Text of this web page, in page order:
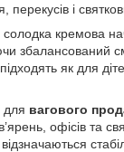
і
кремова
збалансований
як для
для вагового
офісів та
відзначаються